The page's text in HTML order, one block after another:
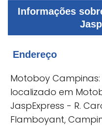
Informações
Endereço
Motoboy Campinas:
localizado em
JaspExpress - R.
Flamboyant,